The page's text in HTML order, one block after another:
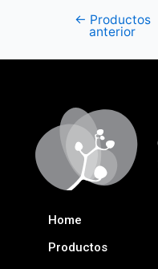
← Productos
anterior
Home
Productos